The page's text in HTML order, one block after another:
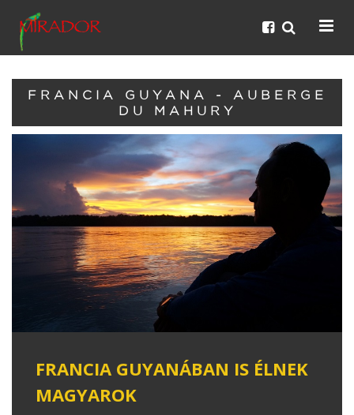
FRANCIA GUYANA - AUBERGE
DU MAHURY
FRANCIA GUYANÁBAN IS ÉLNEK
MAGYAROK